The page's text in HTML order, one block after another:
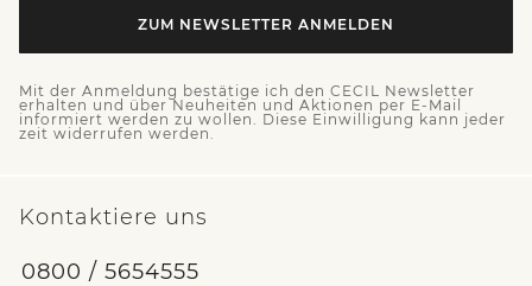
ZUM NEWSLETTER ANMELDEN
Mit der Anmeldung bestätige ich den CECIL Newsletter
erhalten und über Neuheiten und Aktionen per E-Mail
informiert werden zu wollen. Diese Einwilligung kann jeder
zeit widerrufen werden.
Kontaktiere uns
0800 / 5654555